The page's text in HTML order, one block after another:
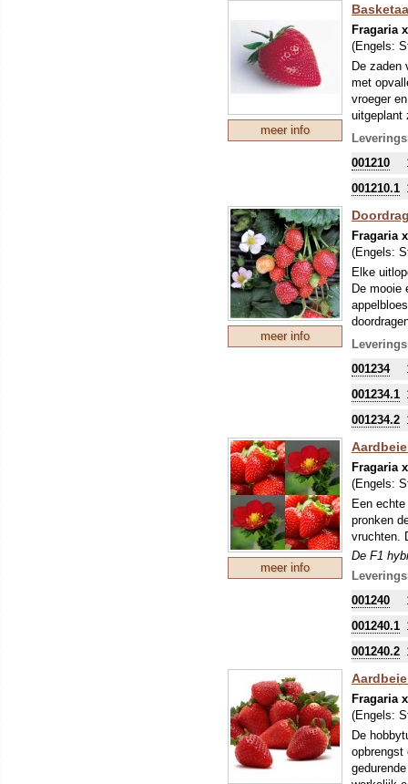
meer info
Fragaria
(Engels:
De zaden
met
vroeger
uitgeplant
gevormd.
De
De F1
001210
001210.1
meer info
Fragaria
(Engels:
Elke
De mooie
De grote
'Roman'
De F1
001234
001234.1
001234.2
meer info
Fragaria
(Engels:
Een
pronken
vruchten.
De F1
001240
001240.1
001240.2
Fragaria
(Engels:
De
opbrengst